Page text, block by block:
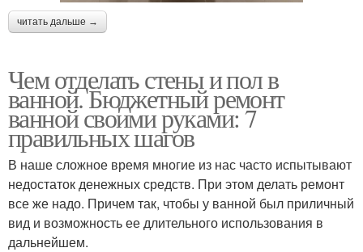
читать дальше →
Чем отделать стены и пол в
ванной. Бюджетный ремонт
ванной своими руками: 7
правильных шагов
В наше сложное время многие из нас часто испытывают
недостаток денежных средств. При этом делать ремонт
все же надо. Причем так, чтобы у ванной был приличный
вид и возможность ее длительного использования в
дальнейшем.